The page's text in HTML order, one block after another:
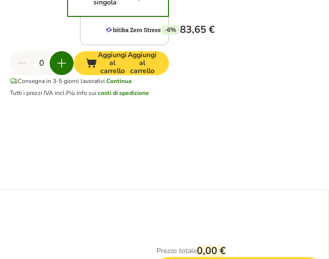
singola
-6% 83,65 €
Aggiungi
al
carrello
Aggiungi
al
carrello
Consegna in 3-5 giorni lavorativi Continua
Tutti i prezzi IVA incl.Più info suicosti di spedizione
Prezzo totale0,00 €